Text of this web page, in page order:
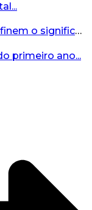
Pais compartilham histórias que definem o significado da missão...
primeiro ano...